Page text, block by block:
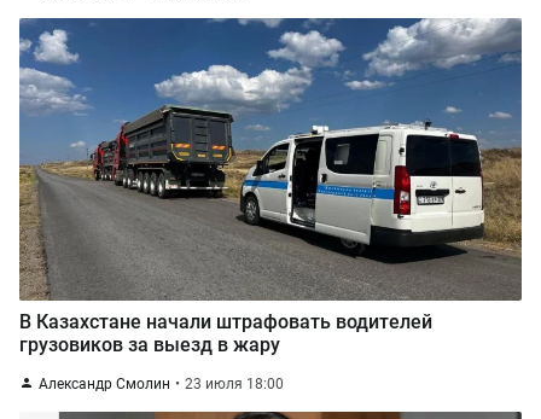
В Казахстане начали штрафовать водителей
грузовиков за выезд в жару
Александр Смолин 23 июля 18:00